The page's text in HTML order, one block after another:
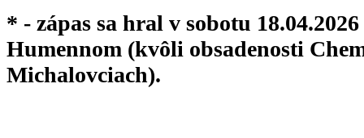
* - zápas sa hral v sobotu
Humennom (kvôli obsadenosti
Michalovciach).